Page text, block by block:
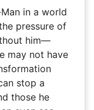
in a world
pressure of
him—
may not have
stop a
those he